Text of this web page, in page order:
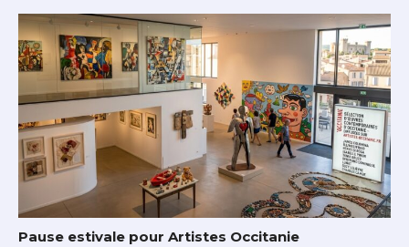
Pause estivale pour Artistes Occitanie